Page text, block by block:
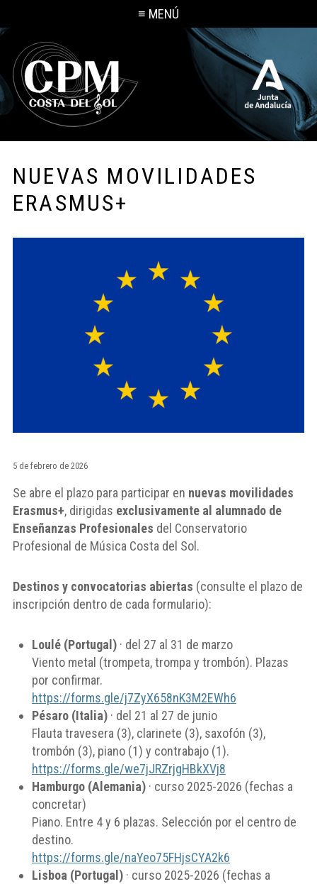
≡ MENÚ
NUEVAS MOVILIDADES
ERASMUS+
5 de febrero de 2026
Se abre el plazo para participar en nuevas movilidades
Erasmus+, dirigidas exclusivamente al alumnado de
Enseñanzas Profesionales del Conservatorio
Profesional de Música Costa del Sol.
Destinos y convocatorias abiertas (consulte el plazo de
inscripción dentro de cada formulario):
Loulé (Portugal)· del 27 al 31 de marzo
Viento metal (trompeta, trompa y trombón). Plazas
por confirmar.
https://forms.gle/j7ZyX658nK3M2EWh6
Pésaro (Italia)· del 21 al 27 de junio
Flauta travesera (3), clarinete (3), saxofón (3),
trombón (3), piano (1) y contrabajo (1).
https://forms.gle/we7jJRZrjgHBkXVj8
Hamburgo (Alemania)· curso 2025-2026 (fechas a
concretar)
Piano. Entre 4 y 6 plazas. Selección por el centro de
destino.
https://forms.gle/naYeo75FHjsCYA2k6
Lisboa (Portugal)· curso 2025-2026 (fechas a